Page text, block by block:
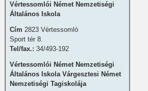
Vértessomlói Német Nemzetiségi
Általános Iskola
Cím 2823 Vértessomló
Sport tér 8.
Tel/fax.: 34/493-192
Vértessomlói Német Nemzetiségi
Általános Iskola Várgesztesi Német
Nemzetiségi Tagiskolája